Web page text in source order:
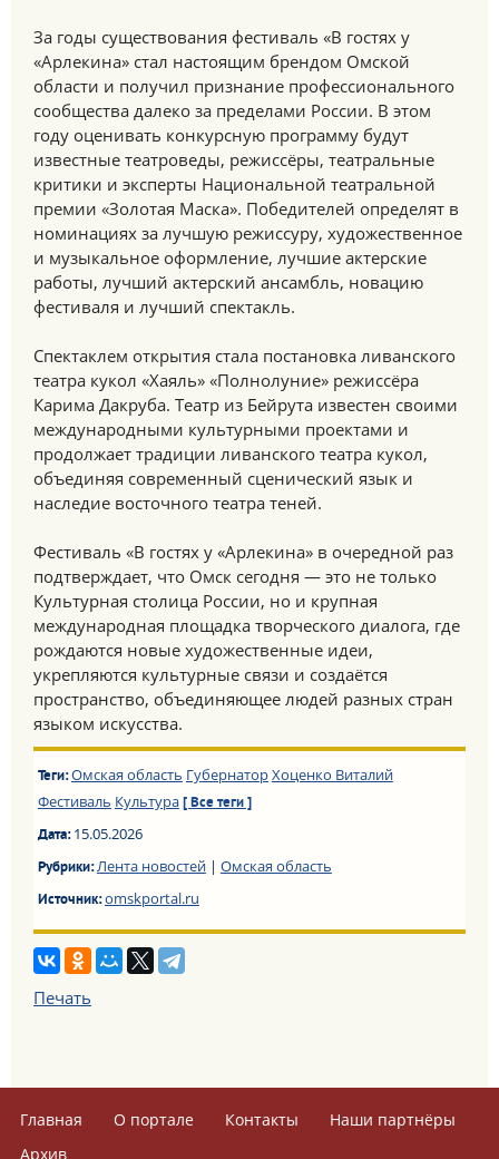
За годы существования фестиваль «В гостях у
«Арлекина» стал настоящим брендом Омской
области и получил признание профессионального
сообщества далеко за пределами России. В этом
году оценивать конкурсную программу будут
известные театроведы, режиссёры, театральные
критики и эксперты Национальной театральной
премии «Золотая Маска». Победителей определят в
номинациях за лучшую режиссуру, художественное
и музыкальное оформление, лучшие актерские
работы, лучший актерский ансамбль, новацию
фестиваля и лучший спектакль.
Спектаклем открытия стала постановка ливанского
театра кукол «Хаяль» «Полнолуние» режиссёра
Карима Дакруба. Театр из Бейрута известен своими
международными культурными проектами и
продолжает традиции ливанского театра кукол,
объединяя современный сценический язык и
наследие восточного театра теней.
Фестиваль «В гостях у «Арлекина» в очередной раз
подтверждает, что Омск сегодня — это не только
Культурная столица России, но и крупная
международная площадка творческого диалога, где
рождаются новые художественные идеи,
укрепляются культурные связи и создаётся
пространство, объединяющее людей разных стран
языком искусства.
Теги:Омская область ГубернаторХоценко Виталий
Фестиваль Культура [ Все теги ]
Дата:15.05.2026
Рубрики:Лента новостей| Омская область
Источник:omskportal.ru
Печать
Главная О портале Контакты
Наши партнёры
Архив